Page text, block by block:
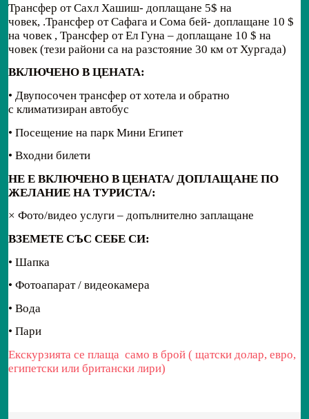
Трансфер от Сахл Хашиш- доплащане 5$ на
човек, .Трансфер от Сафага и Сома бей- доплащане 10 $
на човек , Трансфер от Ел Гуна – доплащане 10 $ на
човек (тези райони са на разстояние 30 км от Хургада)
ВКЛЮЧЕНО В ЦЕНАТА:
• Двупосочен трансфер от хотела и обратно
с климатизиран автобус
• Посещение на парк Мини Египет
• Входни билети
НЕ Е ВКЛЮЧЕНО В ЦЕНАТА/ ДОПЛАЩАНЕ ПО
ЖЕЛАНИЕ НА ТУРИСТА/:
× Фото/видео услуги – допълнително заплащане
ВЗЕМЕТЕ СЪС СЕБЕ СИ:
• Шапка
• Фотоапарат / видеокамера
• Вода
• Пари
Екскурзията се плаща само в брой ( щатски долар, евро,
египетски или британски лири)